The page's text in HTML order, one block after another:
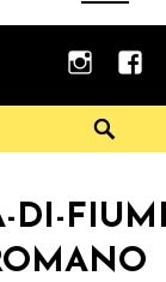
instagram
DI-